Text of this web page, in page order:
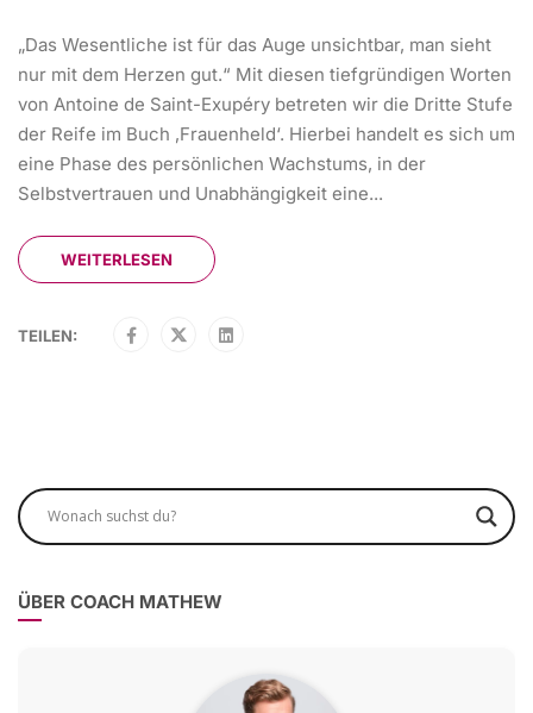
„Das Wesentliche ist für das Auge unsichtbar, man sieht
nur mit dem Herzen gut.“ Mit diesen tiefgründigen Worten
von Antoine de Saint-Exupéry betreten wir die Dritte Stufe
der Reife im Buch ‚Frauenheld‘. Hierbei handelt es sich um
eine Phase des persönlichen Wachstums, in der
Selbstvertrauen und Unabhängigkeit eine...
WEITERLESEN
TEILEN:
ÜBER COACH MATHEW